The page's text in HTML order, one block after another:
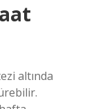
altında